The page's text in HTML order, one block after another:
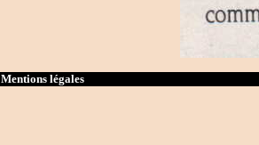
Mentions légales